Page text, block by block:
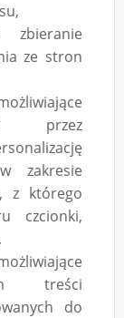
zbieranie
ze stron
przez
zakresie
z którego
czcionki,
treści
do